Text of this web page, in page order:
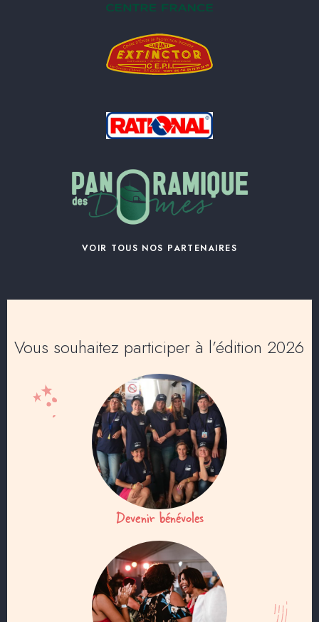
VOIR TOUS NOS PARTENAIRES
Vous souhaitez participer à l’édition 2026
Devenir bénévoles